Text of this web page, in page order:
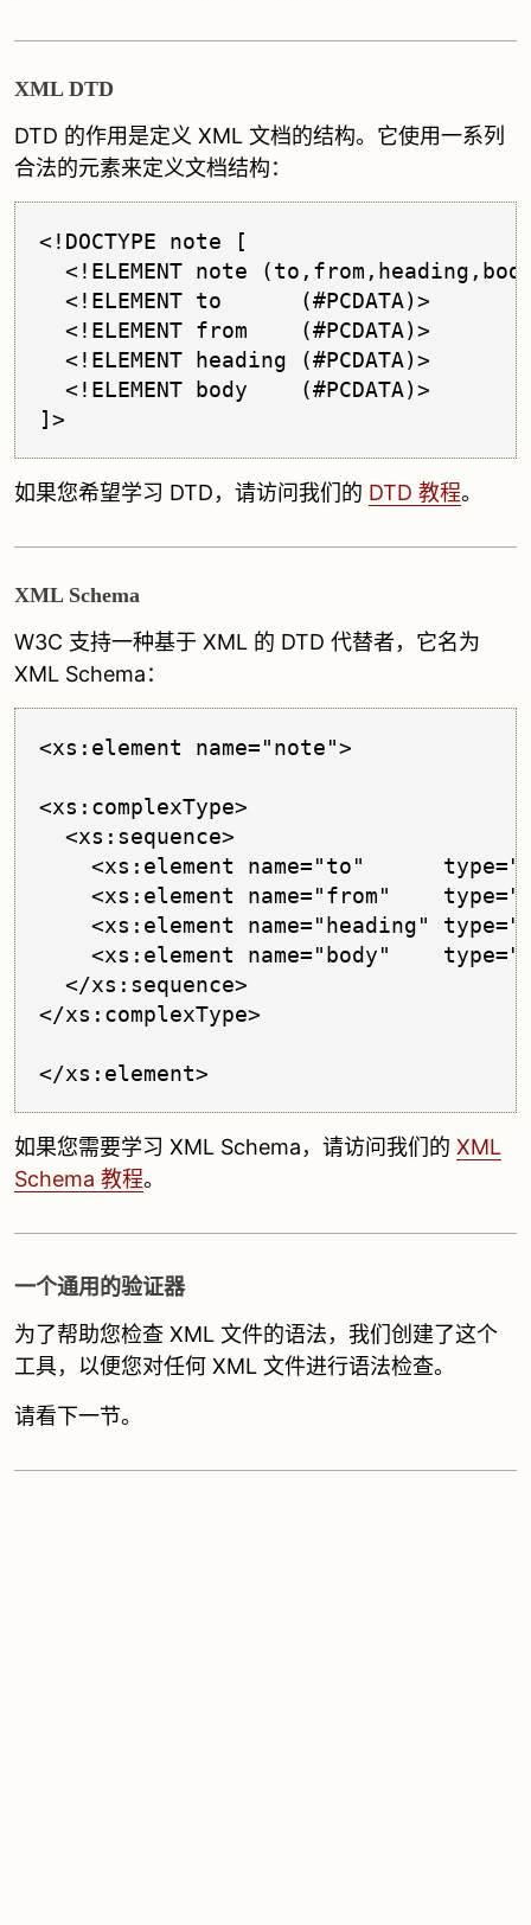
XML DTD
DTD 的作用是定义 XML 文档的结构。它使用一系列
合法的元素来定义文档结构：
<!DOCTYPE note [
<!ELEMENT note
  <!ELEMENT to      (#PCDATA)>
  <!ELEMENT from    (#PCDATA)>
  <!ELEMENT heading (#PCDATA)>
  <!ELEMENT body    (#PCDATA)>
如果您希望学习 DTD，请访问我们的 DTD 教程。
XML Schema
W3C 支持一种基于 XML 的 DTD 代替者，它名为
XML Schema：
<xs:element name="note">
<xs:complexType>
  <xs:sequence>
<xs:element name="to"
<xs:element name="from"
<xs:element name="heading"
<xs:element name="body"
  </xs:sequence>
</xs:complexType>
如果您需要学习 XML Schema，请访问我们的 XML
Schema 教程。
一个通用的验证器
为了帮助您检查 XML 文件的语法，我们创建了这个
工具，以便您对任何 XML 文件进行语法检查。
请看下一节。